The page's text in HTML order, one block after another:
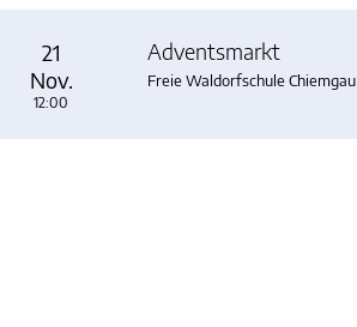
21
Nov.
12:00
Adventsmarkt
Freie Waldorfschule Chiemgau